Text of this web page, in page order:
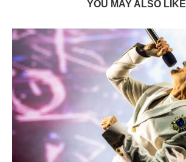
YOU MAY ALSO LIKE